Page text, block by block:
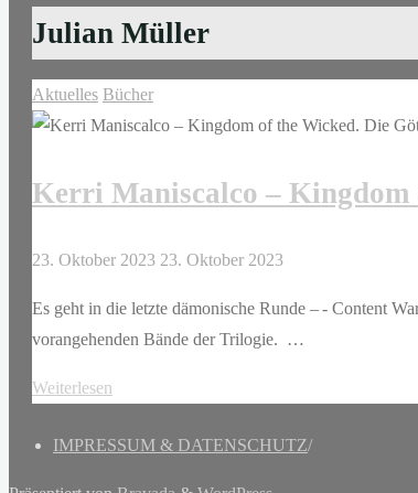
Julian Müller
Aktuelles Bücher
Kerri Maniscalco – Kingdom
23. Oktober 2023 23. Oktober 2023
Es geht in die letzte dämonische Runde – - Content
vorangehenden Bände der Trilogie. …
Weiterlesen
–
IMPRESSUM & DATENSCHUTZ/